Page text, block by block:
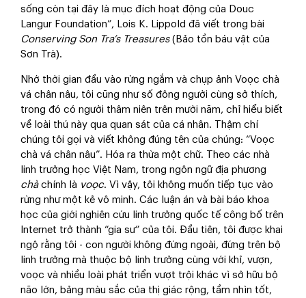
sống còn tại đây là mục đích hoạt động của Douc
Langur Foundation”, Lois K. Lippold đã viết trong bài
Conserving Son Tra’s Treasures (Bảo tồn báu vật của
Sơn Trà).
Nhớ thời gian đầu vào rừng ngắm và chụp ảnh Voọc chà
vá chân nâu, tôi cũng như số đông người cùng sở thích,
trong đó có người thâm niên trên mười năm, chỉ hiểu biết
về loài thú này qua quan sát của cá nhân. Thậm chí
chúng tôi gọi và viết không đúng tên của chúng: “Voọc
chà vá chân nâu”. Hóa ra thừa một chữ. Theo các nhà
linh trưởng học Việt Nam, trong ngôn ngữ địa phương
chà chính là voọc. Vì vậy, tôi không muốn tiếp tục vào
rừng như một kẻ vô minh. Các luận án và bài báo khoa
học của giới nghiên cứu linh trưởng quốc tế công bố trên
Internet trở thành “gia sư” của tôi. Đầu tiên, tôi được khai
ngộ rằng tôi - con người không đứng ngoài, đứng trên bộ
linh trưởng mà thuộc bộ linh trưởng cùng với khỉ, vượn,
voọc và nhiều loài phát triển vượt trội khác vì sở hữu bộ
não lớn, bảng màu sắc của thị giác rộng, tầm nhìn tốt,